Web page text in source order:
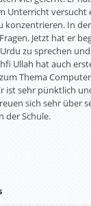
Unterricht versucht
konzentrieren. In
Jetzt hat er
zu sprechen
Ullah hat auch
Thema Computer
ist sehr pünktlich
sich sehr über
der Schule.